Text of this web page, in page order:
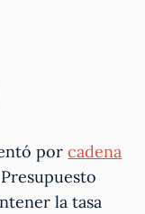
porcadena
la tasa